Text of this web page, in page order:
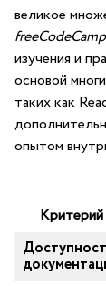
⁣великое
freeCodeCamp
изучения и
основой
таких как
⁣опытом
Критерий